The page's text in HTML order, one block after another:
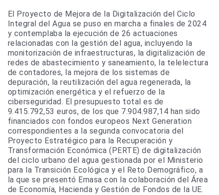
El Proyecto de Mejora de la Digitalización del Ciclo
Integral del Agua se puso en marcha a finales de 2024
y contemplaba la ejecución de 26 actuaciones
relacionadas con la gestión del agua, incluyendo la
monitorización de infraestructuras, la digitalización de
redes de abastecimiento y saneamiento, la telelectura
de contadores, la mejora de los sistemas de
depuración, la reutilización del agua regenerada, la
optimización energética y el refuerzo de la
ciberseguridad. El presupuesto total es de
9.415.792,53 euros, de los que 7.904.987,14 han sido
financiados con fondos europeos Next Generation
correspondientes a la segunda convocatoria del
Proyecto Estratégico para la Recuperación y
Transformación Económica (PERTE) de digitalización
del ciclo urbano del agua gestionada por el Ministerio
para la Transición Ecológica y el Reto Demográfico, a
la que se presentó Emasa con la colaboración del Área
de Economía, Hacienda y Gestión de Fondos de la UE.